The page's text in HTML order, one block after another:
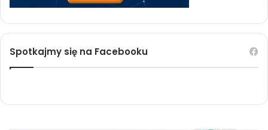
Spotkajmy się na Facebooku